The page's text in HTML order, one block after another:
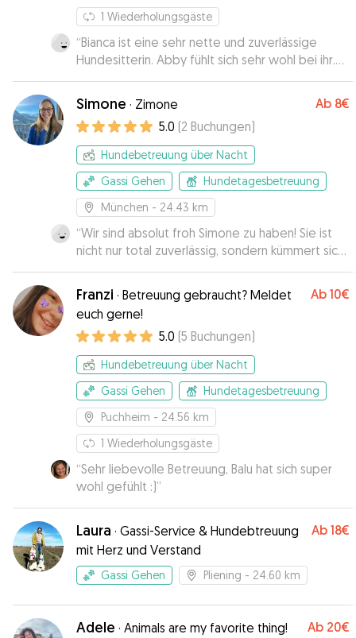
1 Wiederholungsgäste
“Bianca ist eine sehr nette und zuverlässige
Hundesitterin. Abby fühlt sich sehr wohl bei ihr.
Vielen Dank für die gute Betreuung.”
Simone · Zimone Ab 8€
5.0 (2 Buchungen)
Hundebetreuung über Nacht
Gassi Gehen
Hundetagesbetreuung
München - 24.43 km
“Wir sind absolut froh Simone zu haben! Sie ist
nicht nur total zuverlässig, sondern kümmert sich
auch liebevoll um meine Hündin. Ausgiebige
Spaziergänge und eine Rundumversorgung ist
garantiert ☺️ außerdem bekomme ich
regelmäßige Foto Updates, über die ich mich
immer sehr freue. ”
Franzi · Betreuung gebraucht? Meldet
euch gerne!
Ab 10€
5.0 (5 Buchungen)
Hundebetreuung über Nacht
Gassi Gehen
Hundetagesbetreuung
Puchheim - 24.56 km
1 Wiederholungsgäste
“Sehr liebevolle Betreuung, Balu hat sich super
wohl gefühlt :)”
Laura · Gassi-Service & Hundebtreuung
mit Herz und Verstand
Ab 18€
Gassi Gehen Pliening - 24.60 km
Adele · Animals are my favorite thing!
Ab 20€